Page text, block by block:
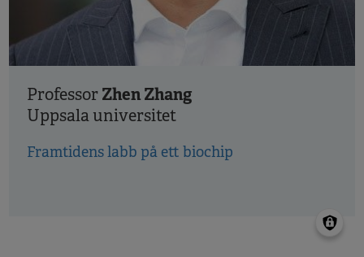
Professor Zhen Zhang
Uppsala universitet
Framtidens labb på ett biochip